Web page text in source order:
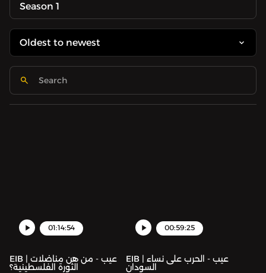
Season 1
01:14:54
EIB | عيب - من هن مناضلات
الثورة الفلسطينية؟
00:59:25
EIB | عيب - الحرب على نساء
السودان